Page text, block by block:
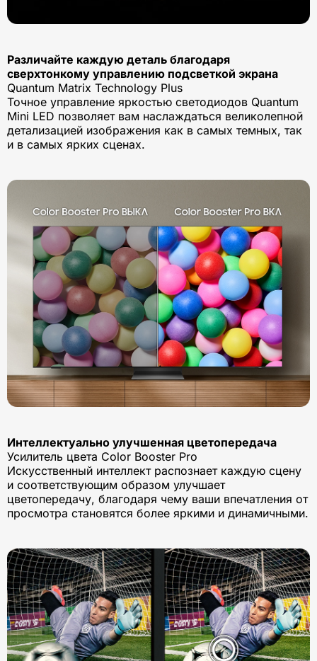
Различайте каждую деталь благодаря
сверхтонкому управлению подсветкой экрана
Quantum Matrix Technology Plus
Точное управление яркостью светодиодов Quantum
Mini LED позволяет вам наслаждаться великолепной
детализацией изображения как в самых темных, так
и в самых ярких сценах.
Интеллектуально улучшенная цветопередача
Усилитель цвета Color Booster Pro
Искусственный интеллект распознает каждую сцену
и соответствующим образом улучшает
цветопередачу, благодаря чему ваши впечатления от
просмотра становятся более яркими и динамичными.